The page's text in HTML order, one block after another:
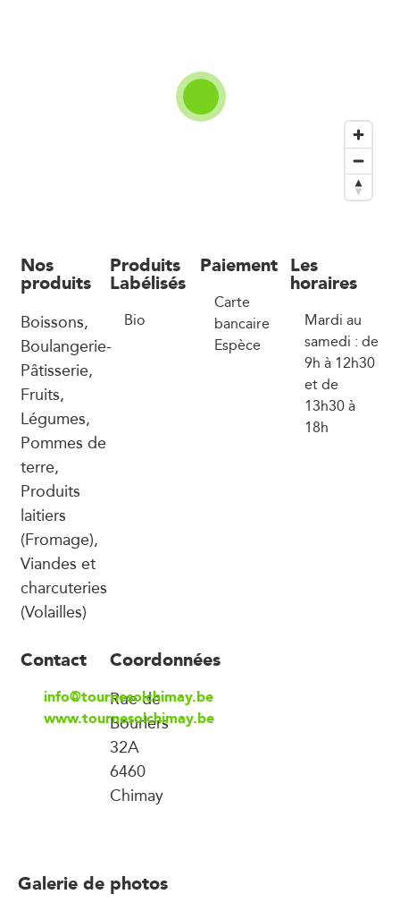
Nos
produits
Boissons,
Boulangerie-
Pâtisserie,
Fruits,
Légumes,
Pommes de
terre,
Produits
laitiers
(Fromage),
Viandes et
charcuteries
(Volailles)
Produits
Labélisés
Bio
Paiement
Carte
bancaire
Espèce
Les
horaires
Mardi au
samedi : de
9h à 12h30
et de
13h30 à
18h
Contact
info@tournesolchimay.be
www.tournesolchimay.be
Coordonnées
Rue de
Bourlers
32A
6460
Chimay
Galerie de photos